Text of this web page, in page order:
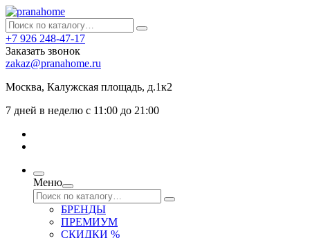
+7 926 248-47-17
Заказать звонок
zakaz@pranahome.ru
Москва, Калужская площадь, д.1к2
7 дней в неделю с 11:00 до 21:00
Меню
БРЕНДЫ
ПРЕМИУМ
СКИДКИ %